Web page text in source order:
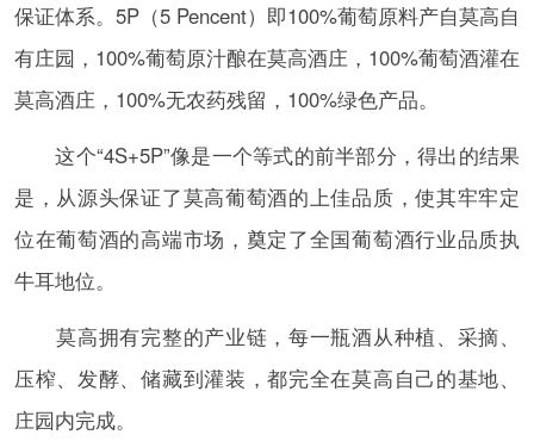
保证体系。5P（5 Pencent）即100%葡萄原料产自莫高自
有庄园，100%葡萄原汁酿在莫高酒庄，100%葡萄酒灌在
莫高酒庄，100%无农药残留，100%绿色产品。
这个“4S+5P”像是一个等式的前半部分，得出的结果
是，从源头保证了莫高葡萄酒的上佳品质，使其牢牢定
位在葡萄酒的高端市场，奠定了全国葡萄酒行业品质执
牛耳地位。
莫高拥有完整的产业链，每一瓶酒从种植、采摘、
压榨、发酵、储藏到灌装，都完全在莫高自己的基地、
庄园内完成。